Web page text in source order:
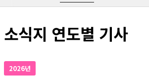
소식지 연도별 기사
2026년